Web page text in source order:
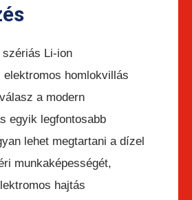
szériás Li-ion
elektromos homlokvillás
a modern
egyik legfontosabb
lehet megtartani a dízel
munkaképességét,
hajtás